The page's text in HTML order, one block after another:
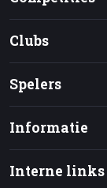
Clubs
Spelers
Informatie
Interne links